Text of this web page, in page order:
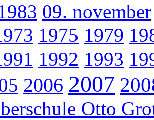
09. november
1975 1979
1992 1993
2006 2007
Otto